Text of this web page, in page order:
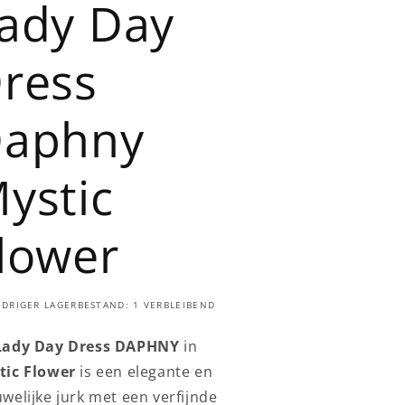
Day
LAGERBESTAND: 1 VERBLEIBEND
Day Dress DAPHNY in
Flower is een elegante en
jurk met een verfijnde